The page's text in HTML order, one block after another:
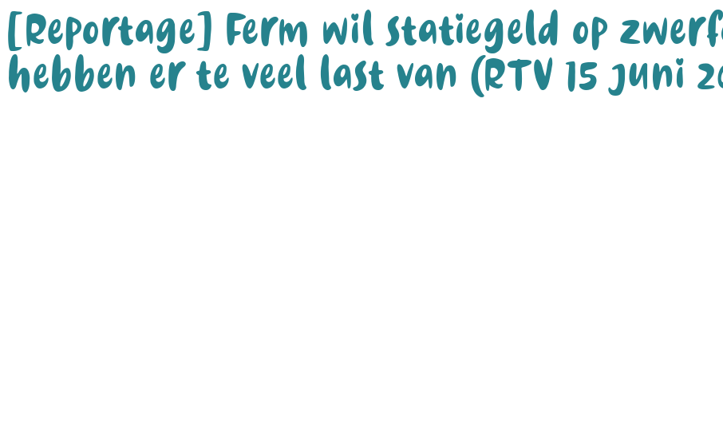
[Reportage] Ferm wil statiegeld op
hebben er te veel last van (RTV 15 juni